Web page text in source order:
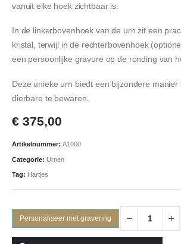
vanuit elke hoek zichtbaar is.
In de linkerbovenhoek van de urn zit een
kristal, terwijl in de rechterbovenhoek
een persoonlijke gravure op de ronding van
Deze unieke urn biedt een bijzondere
dierbare te bewaren.
€ 375,00
Artikelnummer: A1000
Categorie: Urnen
Tag: Hartjes
Personaliseer met gravering